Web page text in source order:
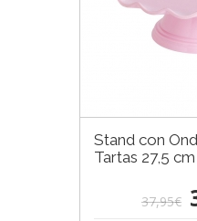
Stand con
Tartas 27,5 cm
37,95€